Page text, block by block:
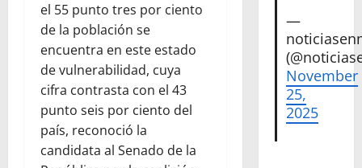
el 55 punto tres por ciento
de la población se
encuentra en este estado
de vulnerabilidad, cuya
cifra contrasta con el 43
punto seis por ciento del
país, reconoció la
candidata al Senado de la
—
November
25,
2025